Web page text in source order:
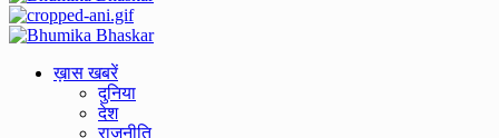
Primary
ख़ास खबरें
दुनिया
देश
राजनीति